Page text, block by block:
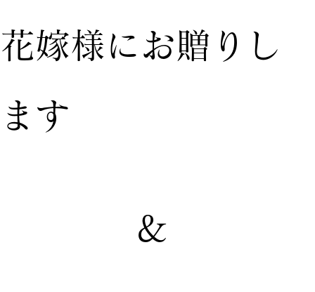
&
花嫁様にお贈りし
ます
【家族婚